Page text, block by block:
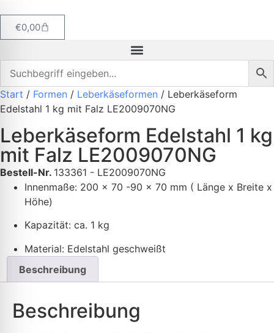
€0,00
Start / Formen / Leberkäseformen / Leberkäseform
Edelstahl 1 kg mit Falz LE2009070NG
Leberkäseform Edelstahl 1 kg
mit Falz LE2009070NG
Bestell-Nr. 133361 - LE2009070NG
Innenmaße: 200 x 70 -90 x 70 mm ( Länge x Breite x
Höhe)
Kapazität: ca. 1 kg
Material: Edelstahl geschweißt
Beschreibung
Beschreibung